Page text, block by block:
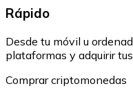
Rápido
Desde tu móvil u
plataformas y adquirir
Comprar criptomonedas